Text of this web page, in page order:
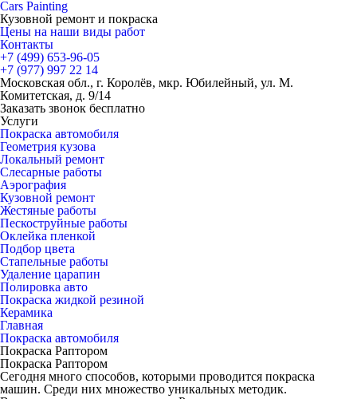
Cars Painting
Кузовной ремонт и покраска
Цены на наши виды работ
Контакты
+7 (499) 653-96-05
+7 (977) 997 22 14
Московская обл., г. Королёв, мкр. Юбилейный, ул. М.
Комитетская, д. 9/14
Заказать звонок бесплатно
Услуги
Покраска автомобиля
Геометрия кузова
Локальный ремонт
Слесарные работы
Аэрография
Кузовной ремонт
Жестяные работы
Пескоструйные работы
Оклейка пленкой
Подбор цвета
Стапельные работы
Удаление царапин
Полировка авто
Покраска жидкой резиной
Керамика
Главная
Покраска автомобиля
Покраска Раптором
Покраска Раптором
Сегодня много способов, которыми проводится покраска
машин. Среди них множество уникальных методик.